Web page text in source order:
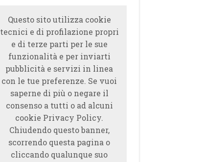
Questo sito utilizza cookie
tecnici e di profilazione propri
e di terze parti per le sue
funzionalità e per inviarti
pubblicità e servizi in linea
con le tue preferenze. Se vuoi
saperne di più o negare il
consenso a tutti o ad alcuni
cookie Privacy Policy.
Chiudendo questo banner,
scorrendo questa pagina o
cliccando qualunque suo